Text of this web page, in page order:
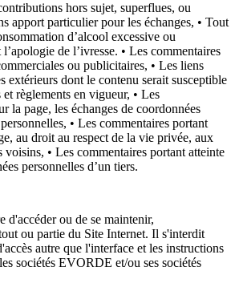
hors sujet, superflues, ou
apport particulier pour les échanges, • Tout
d’alcool excessive ou
de l’ivresse. • Les commentaires
ou publicitaires, • Les liens
extérieurs dont le contenu serait susceptible
règlements en vigueur, • Les
la page, les échanges de coordonnées
• Les commentaires portant
au droit au respect de la vie privée, aux
voisins, • Les commentaires portant atteinte
personnelles d’un tiers.
d'accéder ou de se maintenir,
ou partie du Site Internet. Il s'interdit
autre que l'interface et les instructions
sociétés EVORDE et/ou ses sociétés